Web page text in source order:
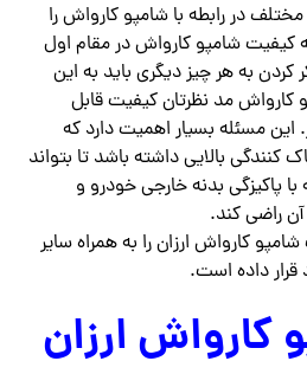
در رابطه با شامپو کارواش را
کیفیت شامپو کارواش در مقام اول
کردن به هر چیز دیگری باید به این
کارواش مد نظرتان کیفیت قابل
این مسئله بسیار اهمیت دارد که
کنندگی بالایی داشته باشد تا بتواند
پاکیزگی بدنه خارجی خودرو و
راضی کند.
کارواش ارزان را به همراه سایر
داده است.
کارواش ارزان